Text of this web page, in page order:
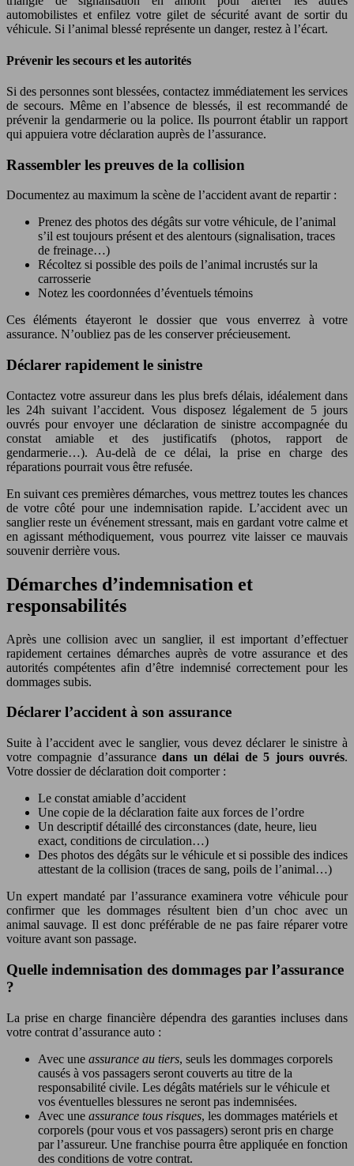
automobilistes et enfilez votre gilet de sécurité avant de sortir du
véhicule. Si l’animal blessé représente un danger, restez à l’écart.
Prévenir les secours et les autorités
Si des personnes sont blessées, contactez immédiatement les services
de secours. Même en l’absence de blessés, il est recommandé de
prévenir la gendarmerie ou la police. Ils pourront établir un rapport
qui appuiera votre déclaration auprès de l’assurance.
Rassembler les preuves de la collision
Documentez au maximum la scène de l’accident avant de repartir :
Prenez des photos des dégâts sur votre véhicule, de l’animal
s’il est toujours présent et des alentours (signalisation, traces
de freinage…)
Récoltez si possible des poils de l’animal incrustés sur la
carrosserie
Notez les coordonnées d’éventuels témoins
Ces éléments étayeront le dossier que vous enverrez à votre
assurance. N’oubliez pas de les conserver précieusement.
Déclarer rapidement le sinistre
Contactez votre assureur dans les plus brefs délais, idéalement dans
les 24h suivant l’accident. Vous disposez légalement de 5 jours
ouvrés pour envoyer une déclaration de sinistre accompagnée du
constat amiable et des justificatifs (photos, rapport de
gendarmerie…). Au-delà de ce délai, la prise en charge des
réparations pourrait vous être refusée.
En suivant ces premières démarches, vous mettrez toutes les chances
de votre côté pour une indemnisation rapide. L’accident avec un
sanglier reste un événement stressant, mais en gardant votre calme et
en agissant méthodiquement, vous pourrez vite laisser ce mauvais
souvenir derrière vous.
Démarches d’indemnisation et
responsabilités
Après une collision avec un sanglier, il est important d’effectuer
rapidement certaines démarches auprès de votre assurance et des
autorités compétentes afin d’être indemnisé correctement pour les
dommages subis.
Déclarer l’accident à son assurance
Suite à l’accident avec le sanglier, vous devez déclarer le sinistre à
votre compagnie d’assurancedans un délai de 5 jours ouvrés.
Votre dossier de déclaration doit comporter :
Le constat amiable d’accident
Une copie de la déclaration faite aux forces de l’ordre
Un descriptif détaillé des circonstances (date, heure, lieu
exact, conditions de circulation…)
Des photos des dégâts sur le véhicule et si possible des indices
attestant de la collision (traces de sang, poils de l’animal…)
Un expert mandaté par l’assurance examinera votre véhicule pour
confirmer que les dommages résultent bien d’un choc avec un
animal sauvage. Il est donc préférable de ne pas faire réparer votre
voiture avant son passage.
Quelle indemnisation des dommages par l’assurance
?
La prise en charge financière dépendra des garanties incluses dans
votre contrat d’assurance auto :
Avec une assurance au tiers, seuls les dommages corporels
causés à vos passagers seront couverts au titre de la
responsabilité civile. Les dégâts matériels sur le véhicule et
vos éventuelles blessures ne seront pas indemnisées.
Avec une assurance tous risques, les dommages matériels et
corporels (pour vous et vos passagers) seront pris en charge
par l’assureur. Une franchise pourra être appliquée en fonction
des conditions de votre contrat.